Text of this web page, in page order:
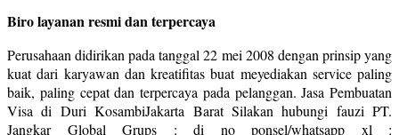
Biro layanan resmi dan terpercaya
Perusahaan didirikan pada tanggal 22 mei 2008 dengan prinsip yang
kuat dari karyawan dan kreatifitas buat meyediakan service paling
baik, paling cepat dan terpercaya pada pelanggan. Jasa Pembuatan
Visa di Duri KosambiJakarta Barat Silakan hubungi fauzi PT.
Jangkar Global Grups : di no ponsel/whatsapp xl :